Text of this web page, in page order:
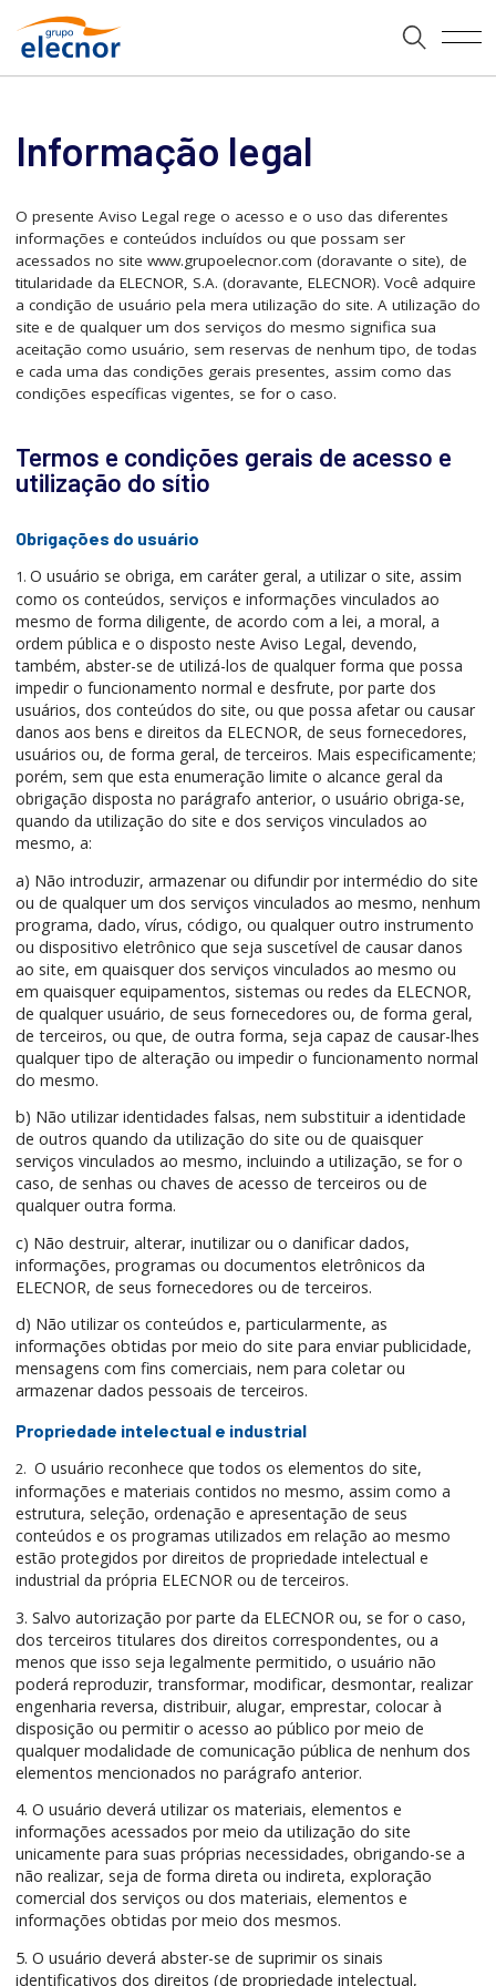
Informação legal
O presente Aviso Legal rege o acesso e o uso das diferentes
informações e conteúdos incluídos ou que possam ser
acessados no site www.grupoelecnor.com (doravante o site), de
titularidade da ELECNOR, S.A. (doravante, ELECNOR). Você adquire
a condição de usuário pela mera utilização do site. A utilização do
site e de qualquer um dos serviços do mesmo significa sua
aceitação como usuário, sem reservas de nenhum tipo, de todas
e cada uma das condições gerais presentes, assim como das
condições específicas vigentes, se for o caso.
Termos e condições gerais de acesso e
utilização do sítio
Obrigações do usuário
1. O usuário se obriga, em caráter geral, a utilizar o site, assim
como os conteúdos, serviços e informações vinculados ao
mesmo de forma diligente, de acordo com a lei, a moral, a
ordem pública e o disposto neste Aviso Legal, devendo,
também, abster-se de utilizá-los de qualquer forma que possa
impedir o funcionamento normal e desfrute, por parte dos
usuários, dos conteúdos do site, ou que possa afetar ou causar
danos aos bens e direitos da ELECNOR, de seus fornecedores,
usuários ou, de forma geral, de terceiros. Mais especificamente;
porém, sem que esta enumeração limite o alcance geral da
obrigação disposta no parágrafo anterior, o usuário obriga-se,
quando da utilização do site e dos serviços vinculados ao
mesmo, a:
a) Não introduzir, armazenar ou difundir por intermédio do site
ou de qualquer um dos serviços vinculados ao mesmo, nenhum
programa, dado, vírus, código, ou qualquer outro instrumento
ou dispositivo eletrônico que seja suscetível de causar danos
ao site, em quaisquer dos serviços vinculados ao mesmo ou
em quaisquer equipamentos, sistemas ou redes da ELECNOR,
de qualquer usuário, de seus fornecedores ou, de forma geral,
de terceiros, ou que, de outra forma, seja capaz de causar-lhes
qualquer tipo de alteração ou impedir o funcionamento normal
do mesmo.
b) Não utilizar identidades falsas, nem substituir a identidade
de outros quando da utilização do site ou de quaisquer
serviços vinculados ao mesmo, incluindo a utilização, se for o
caso, de senhas ou chaves de acesso de terceiros ou de
qualquer outra forma.
c) Não destruir, alterar, inutilizar ou o danificar dados,
informações, programas ou documentos eletrônicos da
ELECNOR, de seus fornecedores ou de terceiros.
d) Não utilizar os conteúdos e, particularmente, as
informações obtidas por meio do site para enviar publicidade,
mensagens com fins comerciais, nem para coletar ou
armazenar dados pessoais de terceiros.
Propriedade intelectual e industrial
2. O usuário reconhece que todos os elementos do site,
informações e materiais contidos no mesmo, assim como a
estrutura, seleção, ordenação e apresentação de seus
conteúdos e os programas utilizados em relação ao mesmo
estão protegidos por direitos de propriedade intelectual e
industrial da própria ELECNOR ou de terceiros.
3. Salvo autorização por parte da ELECNOR ou, se for o caso,
dos terceiros titulares dos direitos correspondentes, ou a
menos que isso seja legalmente permitido, o usuário não
poderá reproduzir, transformar, modificar, desmontar, realizar
engenharia reversa, distribuir, alugar, emprestar, colocar à
disposição ou permitir o acesso ao público por meio de
qualquer modalidade de comunicação pública de nenhum dos
elementos mencionados no parágrafo anterior.
4. O usuário deverá utilizar os materiais, elementos e
informações acessados por meio da utilização do site
unicamente para suas próprias necessidades, obrigando-se a
não realizar, seja de forma direta ou indireta, exploração
comercial dos serviços ou dos materiais, elementos e
informações obtidas por meio dos mesmos.
5. O usuário deverá abster-se de suprimir os sinais
identificativos dos direitos (de propriedade intelectual,